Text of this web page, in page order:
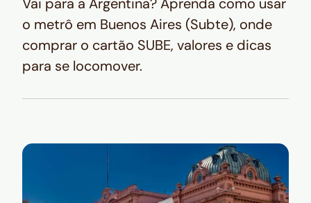
o metrô em Buenos Aires (Subte), onde
comprar o cartão SUBE, valores e dicas
para se locomover.